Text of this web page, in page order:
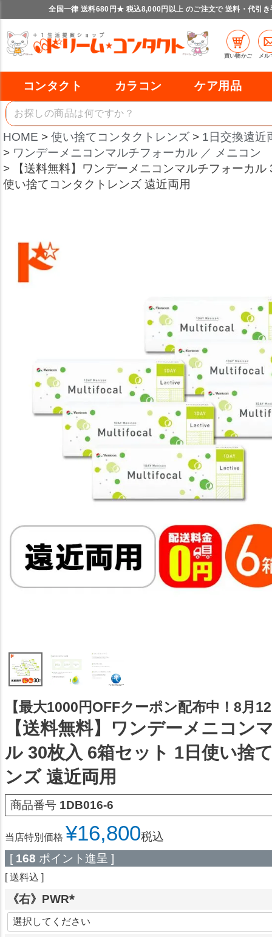
全国一律 送料680円★ 税込8,000円以上 のご注文で 送料・代引き
買い物かご メル
コンタクト カラコン ケア用品
HOME 使い捨てコンタクトレンズ
1日交換遠近
ワンデーメニコンマルチフォーカル ／ メニコン
【送料無料】ワンデーメニコンマルチフォーカ
使い捨てコンタクトレンズ 遠近両用
【最大1000円OFFクーポン配布中！8月
【送料無料】ワンデーメニコン
ル 30枚入 6箱セット 1日使い捨
ンズ 遠近両用
商品番号 1DB016-6
当店特別価格 ¥16,800税込
[ 168 ポイント進呈 ]
送料込
《右》PWR
(
必